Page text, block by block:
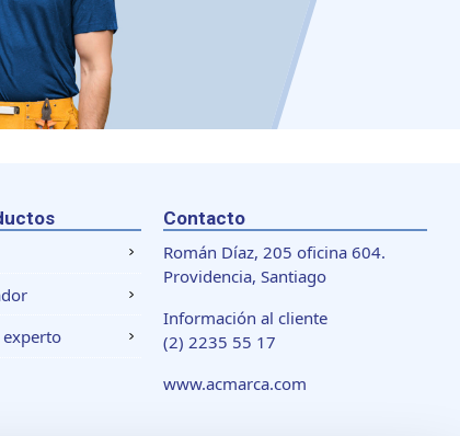
experto
Contacto
Román Díaz, 205 oficina 604.
Providencia, Santiago
Información al cliente
(2) 2235 55 17
www.acmarca.com